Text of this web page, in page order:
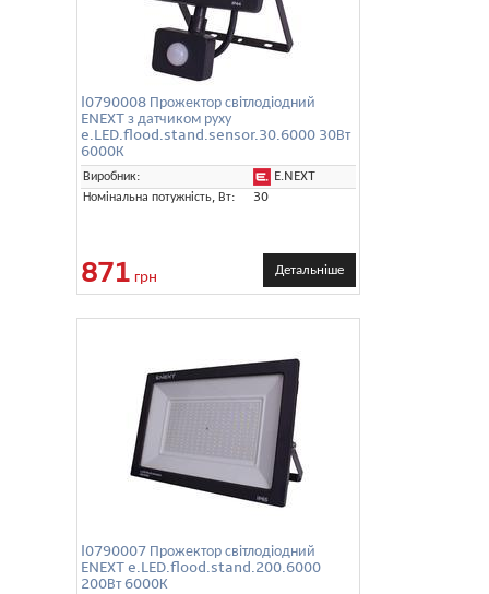
l0790008 Прожектор світлодіодний
ENEXT з датчиком руху
e.LED.flood.stand.sensor.30.6000 30Вт
6000К
Виробник:
E.NEXT
Номінальна потужність, Вт:
30
871 грн Детальніше
l0790007 Прожектор світлодіодний
ENEXT e.LED.flood.stand.200.6000
200Вт 6000К